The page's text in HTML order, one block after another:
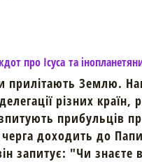
про Ісуса та
прилітають Землю.
різних країн,
прибульців
доходить до Папи
запитує: "Чи знаєте